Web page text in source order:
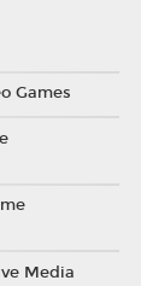
Games
Media